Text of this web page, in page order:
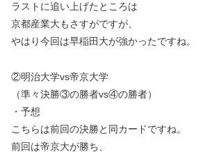
ラストに追い上げたところは
京都産業大もさすがですが、
やはり今回は早稲田大が強かったですね。
②明治大学vs帝京大学
（準々決勝③の勝者vs④の勝者）
・予想
こちらは前回の決勝と同カードですね。
前回は帝京大が勝ち、